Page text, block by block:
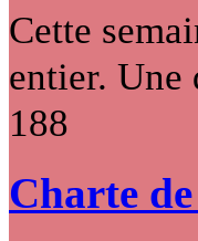
Cette
entier.
188
Charte